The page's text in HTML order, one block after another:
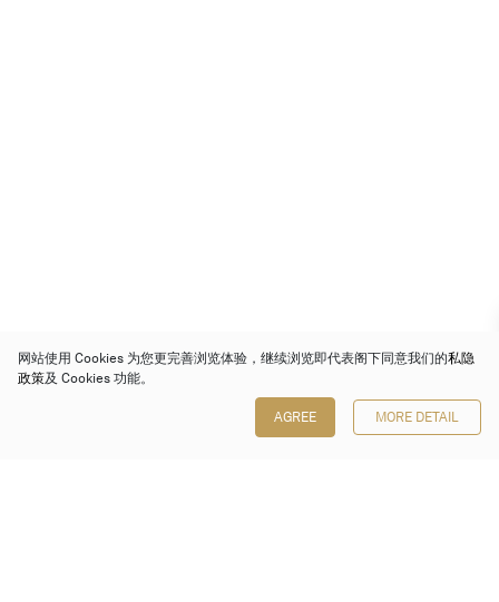
网站使用 Cookies 为您更完善浏览体验，继续浏览即代表阁下同意我们的私隐
政策及 Cookies 功能。
AGREE MORE DETAIL